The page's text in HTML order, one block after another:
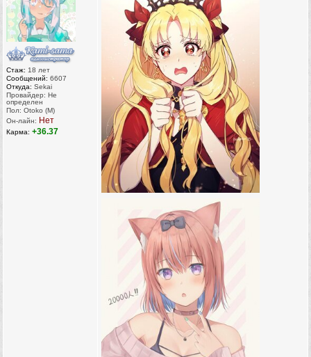
Стаж: 18 лет
Сообщений: 6607
Откуда: Sekai
Провайдер: Не
определен
Пол: Otoko (M)
Он-лайн: Нет
Карма: +36.37